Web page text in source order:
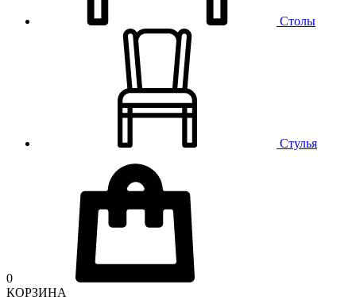
Столы
Стулья
0
КОРЗИНА